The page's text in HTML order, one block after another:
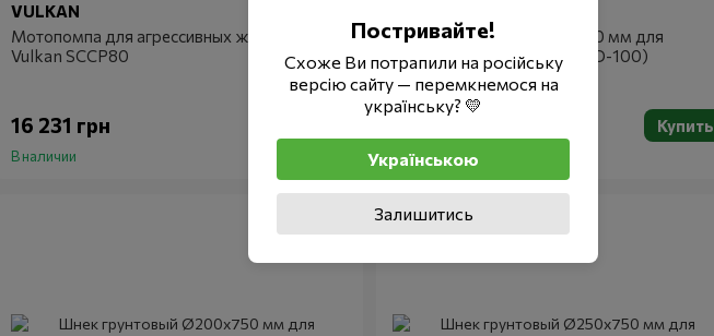
VULKAN
Мотопомпа для агрессивных жидкостей
Vulkan SCCP80
16 231 грн
В наличии
Шнек грунтовый Ø100х750 мм для
мотобура Vulkan GD620 (D-100)
Купить
В наличии
Постривайте!
Схоже Ви потрапили на російську
версію сайту — перемкнемося на
українську? 💛
Українською
Залишитись